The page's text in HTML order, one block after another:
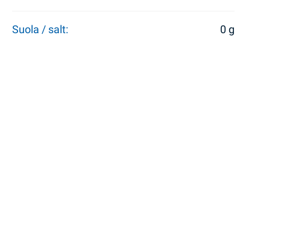
Suola / salt: 0 g